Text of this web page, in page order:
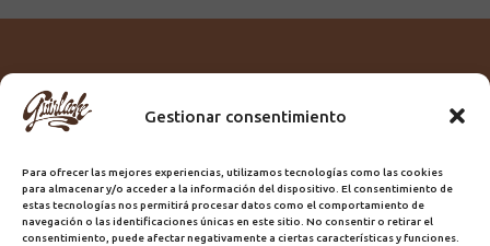
Gestionar consentimiento
Para ofrecer las mejores experiencias, utilizamos tecnologías como las cookies
para almacenar y/o acceder a la información del dispositivo. El consentimiento de
estas tecnologías nos permitirá procesar datos como el comportamiento de
navegación o las identificaciones únicas en este sitio. No consentir o retirar el
consentimiento, puede afectar negativamente a ciertas características y funciones.
Titular:
ROME GUIRLACHE SL.
Domicilio:Calle Triana, 68
Ciudad:Las Palmas de Gran Canaria
Registro Sanitario:GC/20/PH/7192